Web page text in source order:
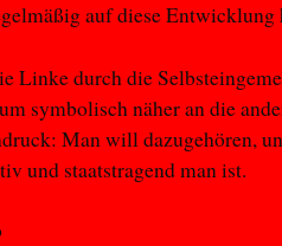
auf diese Entwicklung
Linke durch die
symbolisch näher an die
Man will dazugehören,
und staatstragend man ist.